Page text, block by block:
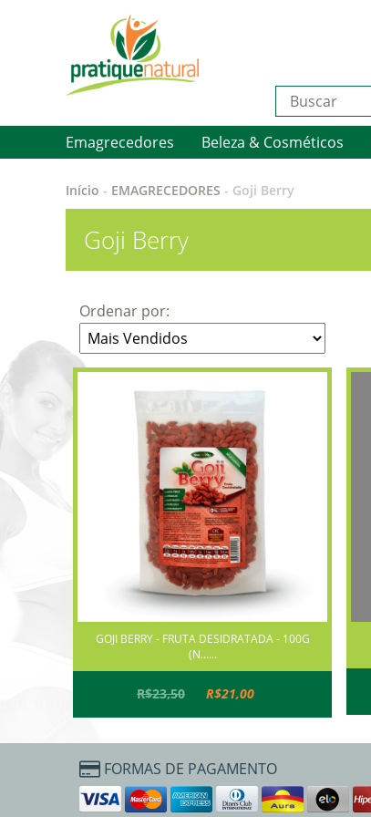
Emagrecedores Beleza & Cosméticos
Início - EMAGRECEDORES - Goji Berry
Goji Berry
Ordenar por:
GOJI BERRY - FRUTA DESIDRATADA - 100G
(N......
R$23,50 R$21,00
FORMAS DE PAGAMENTO